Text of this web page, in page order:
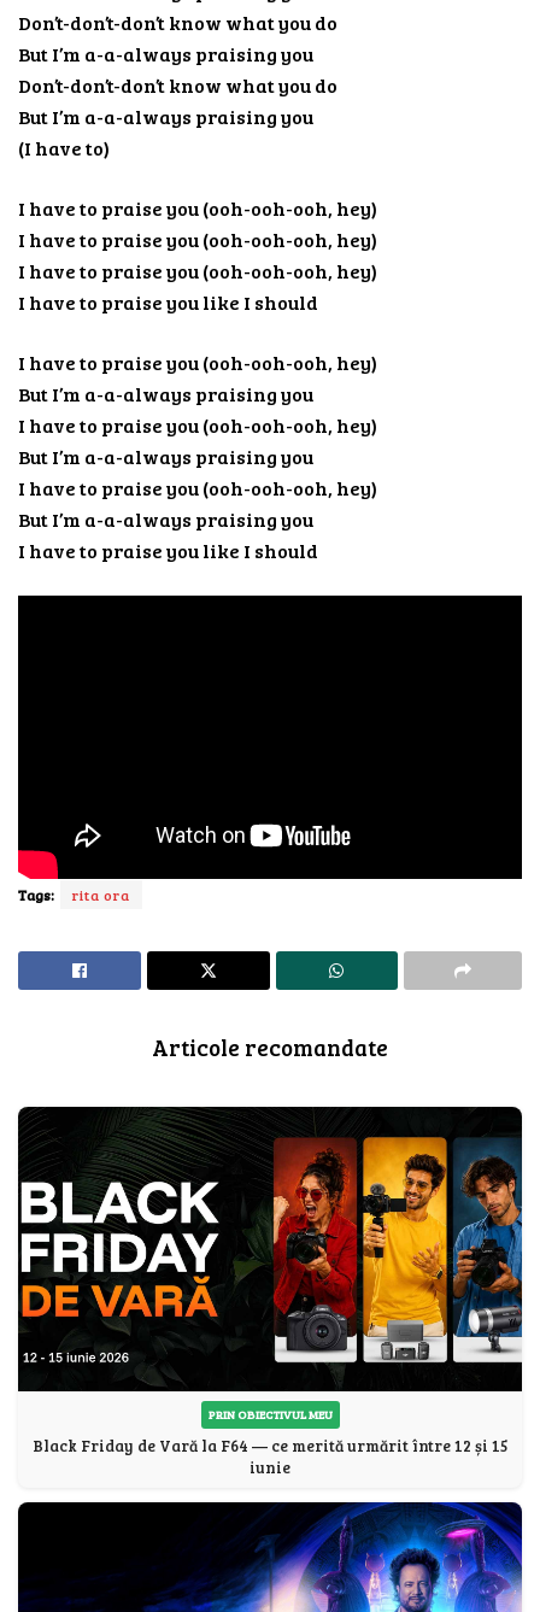
Don’t-don’t-don’t know what you do
But I’m a-a-always praising you
Don’t-don’t-don’t know what you do
But I’m a-a-always praising you
(I have to)
I have to praise you (ooh-ooh-ooh, hey)
I have to praise you (ooh-ooh-ooh, hey)
I have to praise you (ooh-ooh-ooh, hey)
I have to praise you like I should
I have to praise you (ooh-ooh-ooh, hey)
But I’m a-a-always praising you
I have to praise you (ooh-ooh-ooh, hey)
But I’m a-a-always praising you
I have to praise you (ooh-ooh-ooh, hey)
But I’m a-a-always praising you
I have to praise you like I should
Tags: rita ora
Articole recomandate
PRIN OBIECTIVUL MEU
Black Friday de Vară la F64 — ce merită urmărit între 12 și 15
iunie